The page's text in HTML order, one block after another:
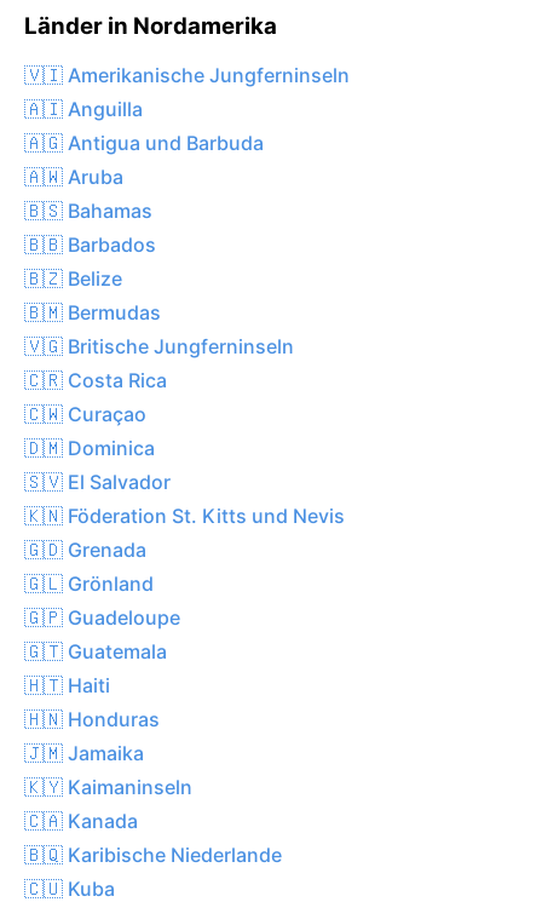
Länder in Nordamerika
🇻🇮 Amerikanische Jungferninseln
🇦🇮 Anguilla
🇦🇬 Antigua und Barbuda
🇦🇼 Aruba
🇧🇸 Bahamas
🇧🇧 Barbados
🇧🇿 Belize
🇧🇲 Bermudas
🇻🇬 Britische Jungferninseln
🇨🇷 Costa Rica
🇨🇼 Curaçao
🇩🇲 Dominica
🇸🇻 El Salvador
🇰🇳 Föderation St. Kitts und Nevis
🇬🇩 Grenada
🇬🇱 Grönland
🇬🇵 Guadeloupe
🇬🇹 Guatemala
🇭🇹 Haiti
🇭🇳 Honduras
🇯🇲 Jamaika
🇰🇾 Kaimaninseln
🇨🇦 Kanada
🇧🇶 Karibische Niederlande
🇨🇺 Kuba